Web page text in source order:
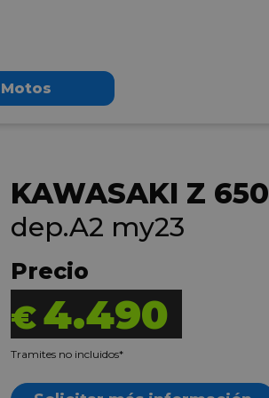
Motos
KAWASAKI Z 650
dep.A2 my23
Precio
€4.490
Tramites no incluidos*